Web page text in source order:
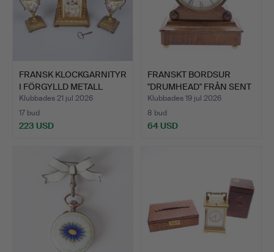
FRANSK KLOCKGARNITYR
I FÖRGYLLD METALL
OCH…
Klubbades 21 jul 2026
17 bud
223 USD
FRANSKT BORDSUR
"DRUMHEAD" FRÅN SENT
1800-…
Klubbades 19 jul 2026
8 bud
64 USD